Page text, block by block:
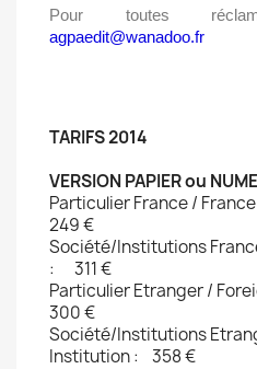
Pour toutes
agpaedit@wanadoo.fr
TARIFS 2014
VERSION PAPIER ou
Particulier France /
249 €
Société/Institutions
: 311 € 
Particulier Etranger /
300 €
Société/Institutions
Institution : 358 €